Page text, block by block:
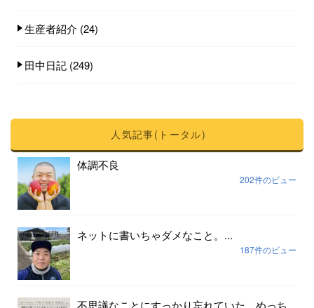
生産者紹介 (24)
田中日記 (249)
人気記事(トータル)
体調不良
202件のビュー
ネットに書いちゃダメなこと。...
187件のビュー
不思議なことにすっかり忘れていた、めっち